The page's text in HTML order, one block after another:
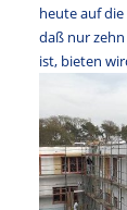
heute auf
daß nur
ist, bieten